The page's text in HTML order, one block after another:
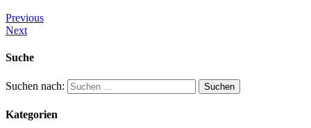
Previous
Next
Suche
Suchen nach:
Kategorien